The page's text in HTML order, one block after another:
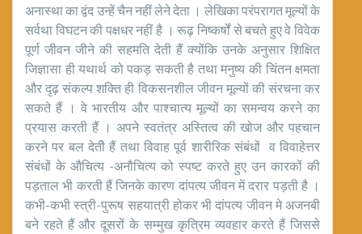
अनास्था का द्वंद उन्हें चैन नहीं लेने देता । लेखिका परंपरागत मूल्यों के
सर्वथा विघटन की पक्षधर नहीं है । रूढ़ निष्कर्षों से बचते हुए वे विवेक
पूर्ण जीवन जीने की सहमति देती हैं क्योंकि उनके अनुसार शिक्षित
जिज्ञासा ही यथार्थ को पकड़ सकती है तथा मनुष्य की चिंतन क्षमता
और दृढ़ संकल्प शक्ति ही विकसनशील जीवन मूल्यों की संरचना कर
सकते हैं । वे भारतीय और पाश्चात्य मूल्यों का समन्वय करने का
प्रयास करती हैं । अपने स्वतंत्र अस्तित्व की खोज और पहचान
करने पर बल देतीे हैं तथा विवाह पूर्व शारीरिक संबंधों व विवाहेत्तर
संबंधों के औचित्य -अनौचित्य को स्पष्ट करते हुए उन कारकों की
पड़ताल भी करती हैं जिनके कारण दांपत्य जीवन में दरार पड़ती है ।
कभी-कभी स्त्री-पुरूष सहयात्री होकर भी दांपत्य जीवन मे अजनबी
बने रहते हैं और दूसरों के सम्मुख कृत्रिम व्यवहार करते हैं जिससे